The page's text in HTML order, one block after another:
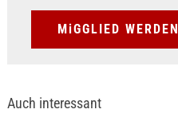
MiGGLIED WERDEN
Auch interessant